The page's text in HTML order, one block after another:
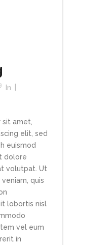
In
sit amet,
elit, sed
euismod
dolore
volutpat. Ut
quis
lobortis nisl
vel eum
in